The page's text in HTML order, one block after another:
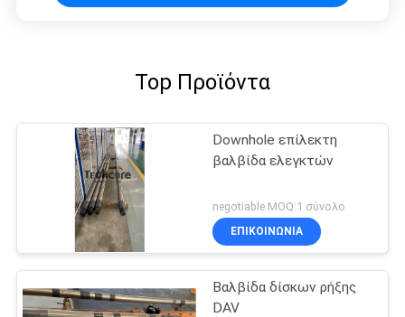
Top Προϊόντα
Downhole επίλεκτη
βαλβίδα ελεγκτών
negotiable MOQ:1 σύνολο
ΕΠΙΚΟΙΝΩΝΊΑ
Βαλβίδα δίσκων ρήξης
DAV